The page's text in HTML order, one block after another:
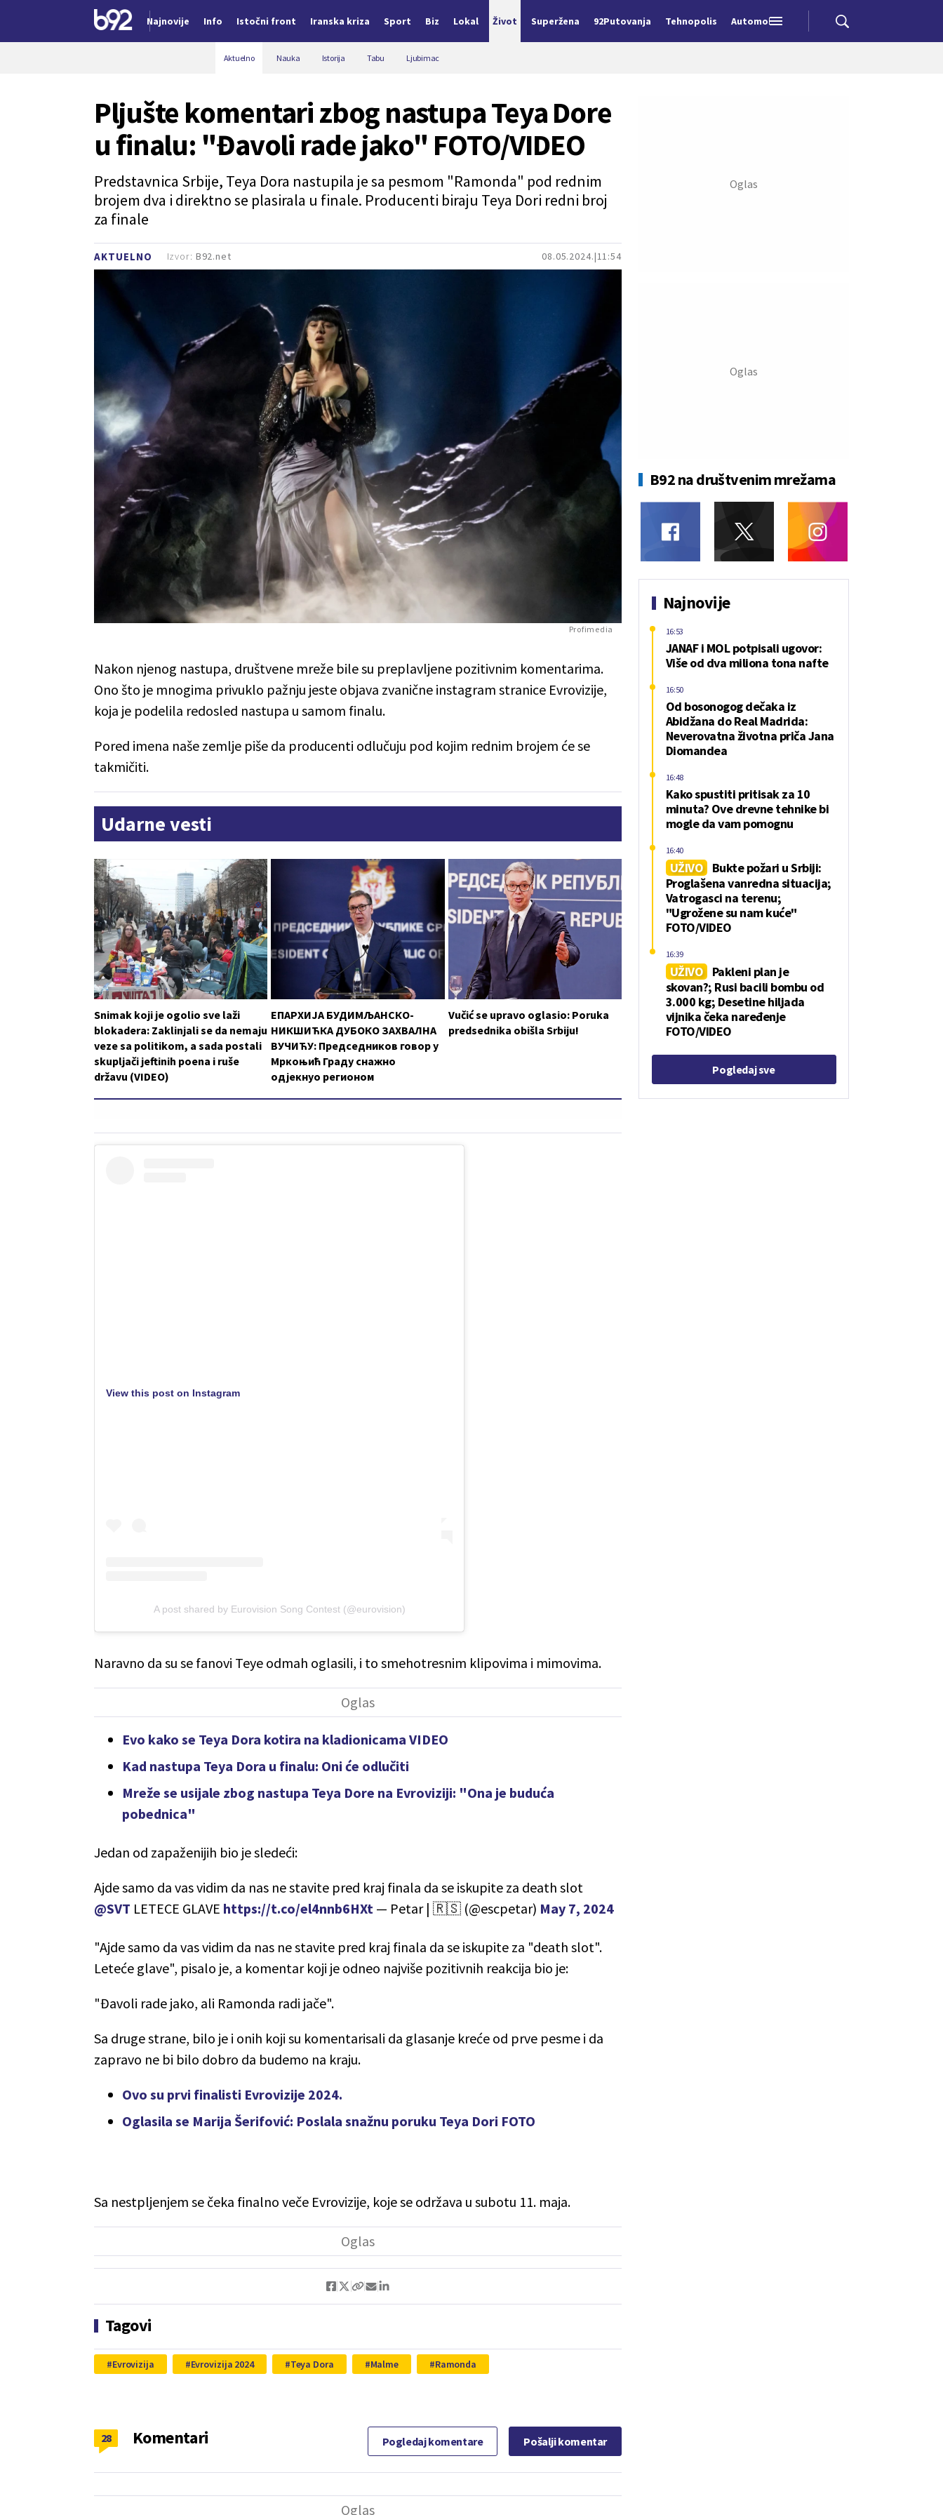
Najnovije Info Istočni front Iranska kriza Sport Biz Lokal Život Superžena 92Putovanja Tehnopolis Automobili
Aktuelno Nauka Istorija Tabu Ljubimac
AKTUELNO 08.05.2024. 11:54
Pljušte komentari zbog nastupa Teya Dore
u finalu: "Đavoli rade jako" FOTO/VIDEO
Predstavnica Srbije, Teya Dora nastupila je sa pesmom "Ramonda" pod rednim
brojem dva i direktno se plasirala u finale. Producenti biraju Teya Dori redni broj
za finale
Izvor: B92.net
Profimedia
Nakon njenog nastupa, društvene mreže bile su preplavljene pozitivnim komentarima.
Ono što je mnogima privuklo pažnju jeste objava zvanične instagram stranice Evrovizije,
koja je podelila redosled nastupa u samom finalu.
Pored imena naše zemlje piše da producenti odlučuju pod kojim rednim brojem će se
takmičiti.
Udarne vesti
Snimak koji je ogolio sve laži
blokadera: Zaklinjali se da nemaju
veze sa politikom, a sada postali
skupljači jeftinih poena i ruše
državu (VIDEO)
ЕПАРХИЈА БУДИМЉАНСКО-
НИКШИЋКА ДУБОКО ЗАХВАЛНА
ВУЧИЋУ: Председников говор у
Мркоњић Граду снажно
одјекнуо регионом
Vučić se upravo oglasio: Poruka
predsednika obišla Srbiju!
View this post on Instagram
A post shared by Eurovision Song Contest (@eurovision)
Naravno da su se fanovi Teye odmah oglasili, i to smehotresnim klipovima i mimovima.
Evo kako se Teya Dora kotira na kladionicama VIDEO
Kad nastupa Teya Dora u finalu: Oni će odlučiti
Mreže se usijale zbog nastupa Teya Dore na Evroviziji: "Ona je buduća
pobednica"
Jedan od zapaženijih bio je sledeći:
Ajde samo da vas vidim da nas ne stavite pred kraj finala da se iskupite za death slot
@SVT LETECE GLAVE https://t.co/el4nnb6HXt — Petar | 🇷🇸 (@escpetar) May 7, 2024
"Ajde samo da vas vidim da nas ne stavite pred kraj finala da se iskupite za "death slot".
Leteće glave", pisalo je, a komentar koji je odneo najviše pozitivnih reakcija bio je:
"Đavoli rade jako, ali Ramonda radi jače".
Sa druge strane, bilo je i onih koji su komentarisali da glasanje kreće od prve pesme i da
zapravo ne bi bilo dobro da budemo na kraju.
Ovo su prvi finalisti Evrovizije 2024.
Oglasila se Marija Šerifović: Poslala snažnu poruku Teya Dori FOTO
Sa nestpljenjem se čeka finalno veče Evrovizije, koje se održava u subotu 11. maja.
Tagovi
Evrovizija Evrovizija 2024 Teya Dora Malme Ramonda
Komentari
28 Pogledaj komentare Pošalji komentar
B92 na društvenim mrežama
Najnovije
JANAF i MOL potpisali ugovor:
Više od dva miliona tona nafte
16:53
Od bosonogog dečaka iz
Abidžana do Real Madrida:
Neverovatna životna priča Jana
Diomandea
16:50
Kako spustiti pritisak za 10
minuta? Ove drevne tehnike bi
mogle da vam pomognu
16:48
UŽIVO
Bukte požari u Srbiji:
Proglašena vanredna situacija;
Vatrogasci na terenu;
"Ugrožene su nam kuće"
FOTO/VIDEO
16:40
UŽIVO
Pakleni plan je
skovan?; Rusi bacili bombu od
3.000 kg; Desetine hiljada
vijnika čeka naređenje
FOTO/VIDEO
16:39
Pogledaj sve